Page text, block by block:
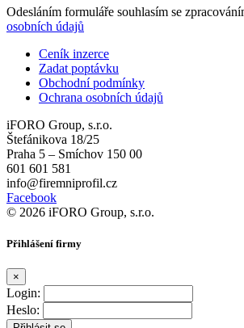
Odesláním formuláře souhlasím se
osobních údajů
Ceník inzerce
Zadat poptávku
Obchodní podmínky
Ochrana osobních údajů
iFORO Group, s.r.o.
Štefánikova 18/25
Praha 5 – Smíchov 150 00
601 601 581
info@firemniprofil.cz
Facebook
© 2026 iFORO Group, s.r.o.
Přihlášení firmy
×
Login:
Heslo: